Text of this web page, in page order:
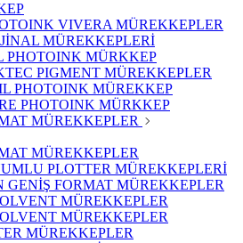
VIVERA MÜREKKEPLER
MÜREKKEPLERİ
PHOTOINK MÜRKKEP
PIGMENT MÜREKKEPLER
PHOTOINK MÜREKKEP
PHOTOINK MÜRKKEP
MÜREKKEPLER
MÜREKKEPLER
PLOTTER MÜREKKEPLERİ
GENİŞ FORMAT MÜREKKEPLER
MÜREKKEPLER
MÜREKKEPLER
MÜREKKEPLER